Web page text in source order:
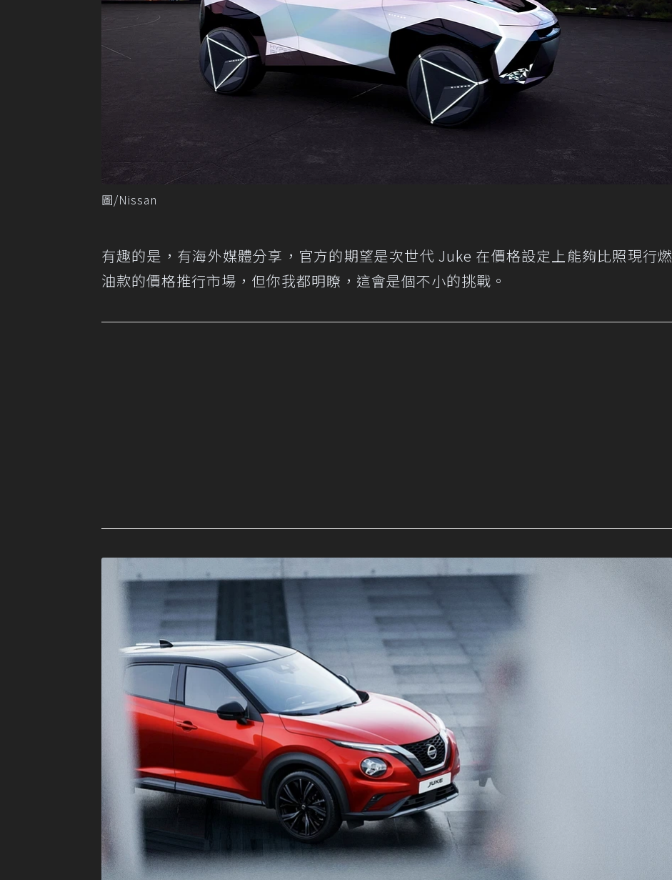
圖/Nissan
有趣的是，有海外媒體分享，官方的期望是次世代 Juke 在價格設定上能夠比照現行燃
油款的價格推行市場，但你我都明瞭，這會是個不小的挑戰。